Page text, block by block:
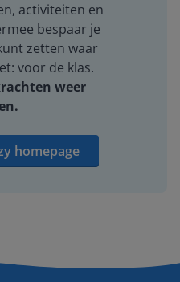
activiteiten en
bespaar je
zetten waar
voor de klas.
weer
homepage